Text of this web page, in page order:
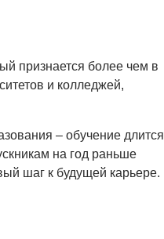
признается более чем в
и колледжей,
– обучение длится
на год раньше
шаг к будущей карьере.